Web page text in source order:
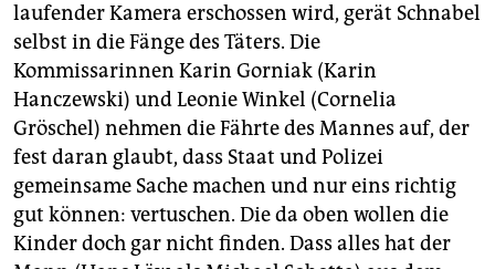
laufender Kamera erschossen wird, gerät Schnabel
selbst in die Fänge des Täters. Die
Kommissarinnen Karin Gorniak (Karin
Hanczewski) und Leonie Winkel (Cornelia
Gröschel) nehmen die Fährte des Mannes auf, der
fest daran glaubt, dass Staat und Polizei
gemeinsame Sache machen und nur eins richtig
gut können: vertuschen. Die da oben wollen die
Kinder doch gar nicht finden. Dass alles hat der